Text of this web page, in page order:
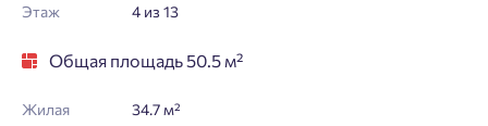
Этаж
4 из 13
Общая площадь 50.5 м²
Жилая
34.7 м²